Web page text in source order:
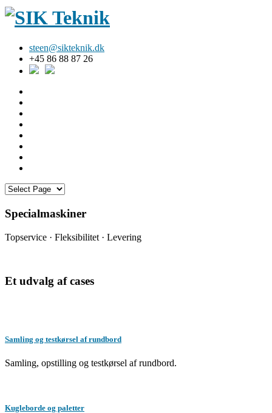
steen@sikteknik.dk
+45 86 88 87 26
Specialmaskiner
Topservice · Fleksibilitet · Levering
Et udvalg af cases
Samling og testkørsel af rundbord
Samling, opstilling og testkørsel af rundbord.
Kugleborde og paletter